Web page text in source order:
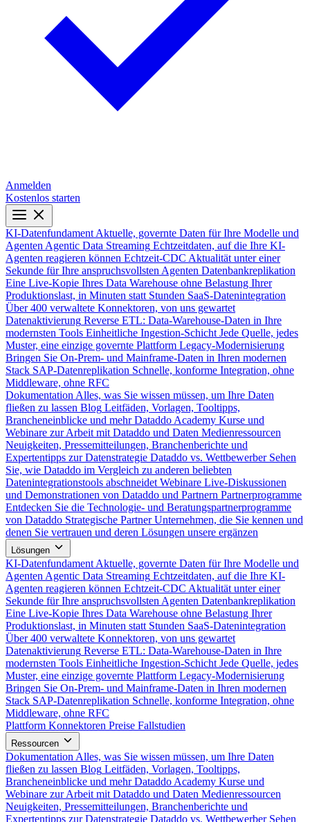
Anmelden
Kostenlos starten
KI-Datenfundament Aktuelle, governte Daten für Ihre Modelle und
Agenten Agentic Data Streaming Echtzeitdaten, auf die Ihre KI-
Agenten reagieren können Echtzeit-CDC Aktualität unter einer
Sekunde für Ihre anspruchsvollsten Agenten Datenbankreplikation
Eine Live-Kopie Ihres Data Warehouse ohne Belastung Ihrer
Produktionslast, in Minuten statt Stunden SaaS-Datenintegration
Über 400 verwaltete Konnektoren, von uns gewartet
Datenaktivierung Reverse ETL: Data-Warehouse-Daten in Ihre
modernsten Tools Einheitliche Ingestion-Schicht Jede Quelle, jedes
Muster, eine einzige governte Plattform Legacy-Modernisierung
Bringen Sie On-Prem- und Mainframe-Daten in Ihren modernen
Stack SAP-Datenreplikation Schnelle, konforme Integration, ohne
Middleware, ohne RFC
Dokumentation Alles, was Sie wissen müssen, um Ihre Daten
fließen zu lassen Blog Leitfäden, Vorlagen, Tooltipps,
Brancheneinblicke und mehr Dataddo Academy Kurse und
Webinare zur Arbeit mit Dataddo und Daten Medienressourcen
Neuigkeiten, Pressemitteilungen, Branchenberichte und
Expertentipps zur Datenstrategie Dataddo vs. Wettbewerber Sehen
Sie, wie Dataddo im Vergleich zu anderen beliebten
Datenintegrationstools abschneidet Webinare Live-Diskussionen
und Demonstrationen von Dataddo und Partnern Partnerprogramme
Entdecken Sie die Technologie- und Beratungspartnerprogramme
von Dataddo Strategische Partner Unternehmen, die Sie kennen und
denen Sie vertrauen und deren Lösungen unsere ergänzen
Lösungen
KI-Datenfundament Aktuelle, governte Daten für Ihre Modelle und
Agenten Agentic Data Streaming Echtzeitdaten, auf die Ihre KI-
Agenten reagieren können Echtzeit-CDC Aktualität unter einer
Sekunde für Ihre anspruchsvollsten Agenten Datenbankreplikation
Eine Live-Kopie Ihres Data Warehouse ohne Belastung Ihrer
Produktionslast, in Minuten statt Stunden SaaS-Datenintegration
Über 400 verwaltete Konnektoren, von uns gewartet
Datenaktivierung Reverse ETL: Data-Warehouse-Daten in Ihre
modernsten Tools Einheitliche Ingestion-Schicht Jede Quelle, jedes
Muster, eine einzige governte Plattform Legacy-Modernisierung
Bringen Sie On-Prem- und Mainframe-Daten in Ihren modernen
Stack SAP-Datenreplikation Schnelle, konforme Integration, ohne
Middleware, ohne RFC
Plattform Konnektoren Preise Fallstudien
Ressourcen
Dokumentation Alles, was Sie wissen müssen, um Ihre Daten
fließen zu lassen Blog Leitfäden, Vorlagen, Tooltipps,
Brancheneinblicke und mehr Dataddo Academy Kurse und
Webinare zur Arbeit mit Dataddo und Daten Medienressourcen
Neuigkeiten, Pressemitteilungen, Branchenberichte und
Expertentipps zur Datenstrategie Dataddo vs. Wettbewerber Sehen